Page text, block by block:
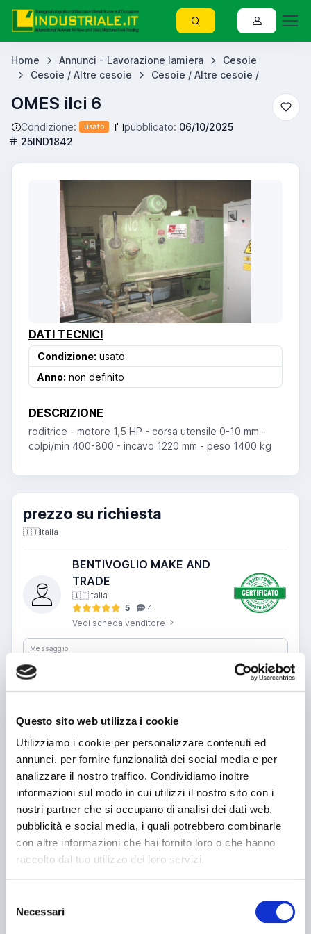
Questo sito web utilizza i cookie
Utilizziamo i cookie per personalizzare contenuti ed
annunci, per fornire funzionalità dei social media e per
analizzare il nostro traffico. Condividiamo inoltre
informazioni sul modo in cui utilizzi il nostro sito con i
nostri partner che si occupano di analisi dei dati web,
pubblicità e social media, i quali potrebbero combinarle
con altre informazioni che hai fornito loro o che hanno
raccolto dal tuo utilizzo dei loro servizi.
delNecessari
Home Annunci - Lavorazione lamiera
Cesoie
Cesoie / Altre cesoie
Cesoie / Altre cesoie /
OMES ilci 6
Condizione: usato pubblicato: 06/10/2025
25IND1842
DATI TECNICI
Condizione: usato
Anno: non definito
DESCRIZIONE
roditrice - motore 1,5 HP - corsa utensile 0-10 mm -
colpi/min 400-800 - incavo 1220 mm - peso 1400 kg
prezzo su richiesta
🇮🇹Italia
BENTIVOGLIO MAKE AND
TRADE
🇮🇹Italia
5
4
Vedi scheda venditore
Messaggio
Nome o azienda
Telefono
Email
Ho letto e accetto l’informativa sulla privacy
Ho letto e accetto Condizioni di navigazione
*
Ho letto e accetto Condizioni generali di contratto